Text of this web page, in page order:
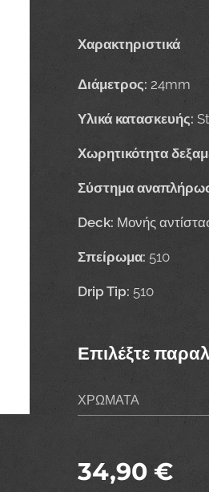
Χαρακτηριστικά
Διάμετρος: 24mm
Υλικά κατασκευής:
Χωρητικότητα
Σύστημα
Deck: Μονής
Σπείρωμα: 510
Drip Tip: 510
Επιλέξτε
ΧΡΩΜΑΤΑ
34,90 €